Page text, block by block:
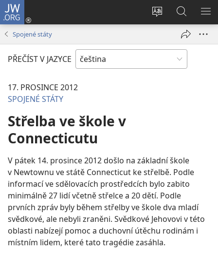
JW.ORG
Změnit
stránek
Přihlásit
se
okno)
Hledat
na
JW.ORG
Spojené státy
PŘEČÍST V JAZYCE
17. PROSINCE 2012
SPOJENÉ STÁTY
Střelba ve škole v
Connecticutu
V pátek 14. prosince 2012 došlo na základní škole
v Newtownu ve státě Connecticut ke střelbě. Podle
informací ve sdělovacích prostředcích bylo zabito
minimálně 27 lidí včetně střelce a 20 dětí. Podle
prvních zpráv byly během střelby ve škole dva mladí
svědkové, ale nebyli zraněni. Svědkové Jehovovi v této
oblasti nabízejí pomoc a duchovní útěchu rodinám i
místním lidem, které tato tragédie zasáhla.